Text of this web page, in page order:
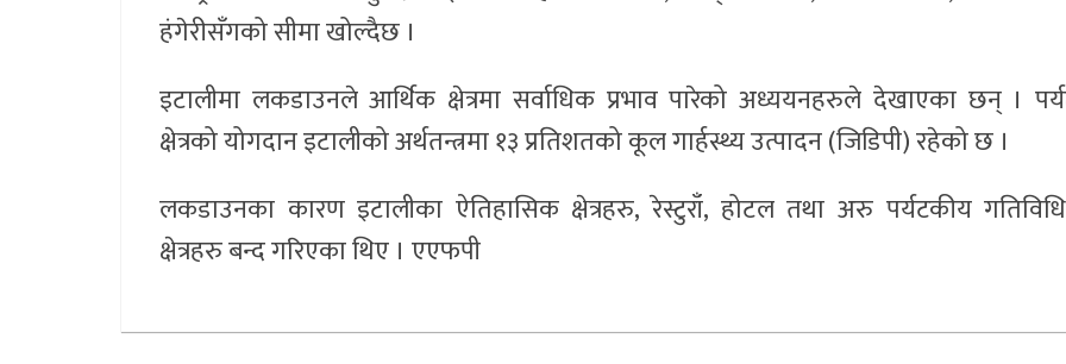
हंगेरीसँगको सीमा खोल्दैछ ।
इटालीमा लकडाउनले आर्थिक क्षेत्रमा सर्वाधिक प्रभाव पारेको अध्ययनहरुले देखाएका छन् ।
क्षेत्रको योगदान इटालीको अर्थतन्त्रमा १३ प्रतिशतको कूल गार्हस्थ्य उत्पादन (जिडिपी) रहेको छ ।
लकडाउनका कारण इटालीका ऐतिहासिक क्षेत्रहरु, रेस्टुराँ, होटल तथा अरु पर्यटकीय
क्षेत्रहरु बन्द गरिएका थिए । एएफपी